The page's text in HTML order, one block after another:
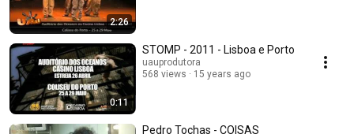
2:26
0:11
STOMP - 2011 - Lisboa e Porto
uauprodutora
568 views
15 years ago
Pedro Tochas - COISAS